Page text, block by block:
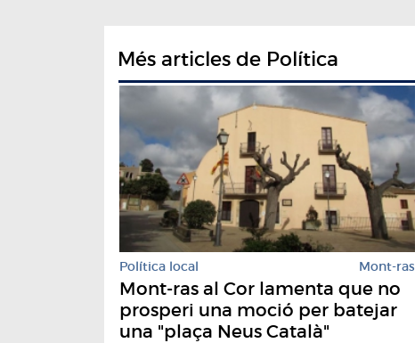
Més articles de Política
Política local Mont-ras
Mont-ras al Cor lamenta que no
prosperi una moció per batejar
una "plaça Neus Català"